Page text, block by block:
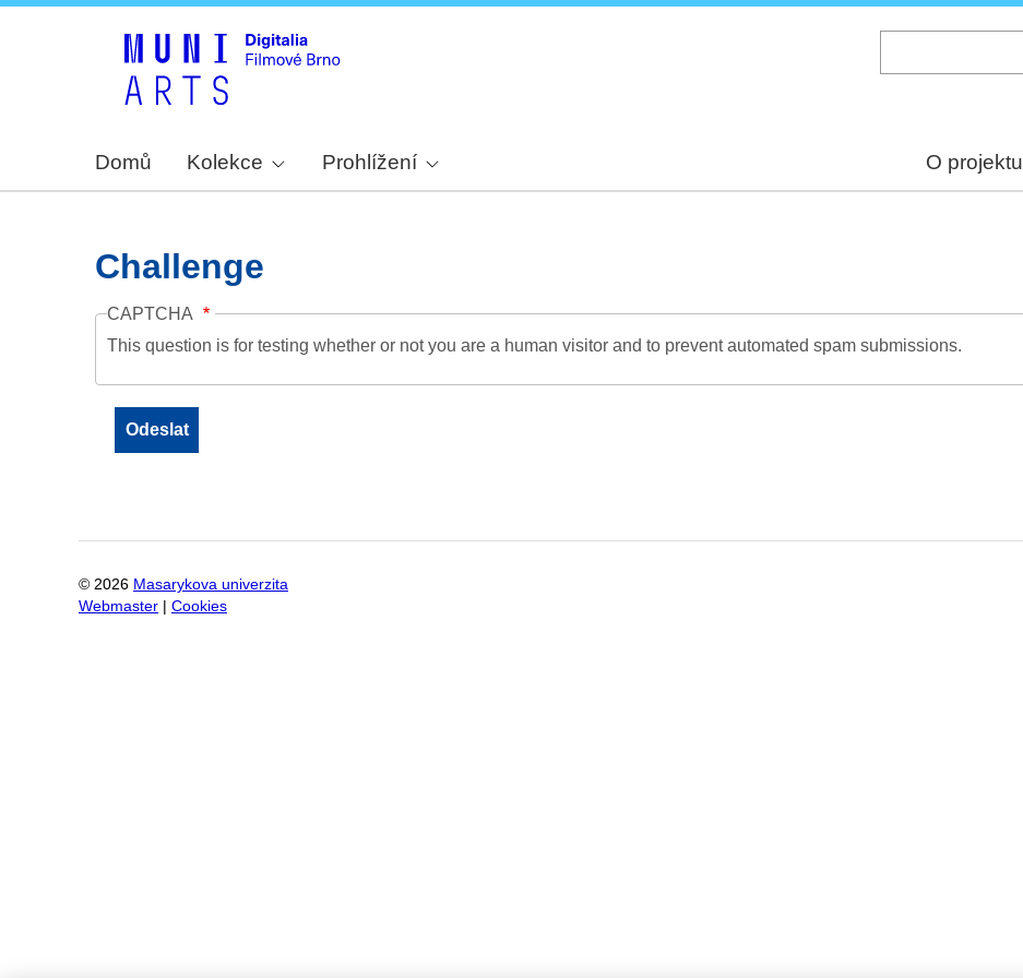
Domů Kolekce Prohlížení O projektu
Challenge
CAPTCHA
This question is for testing whether or not you are a human visitor and to prevent automated spam submissions.
© 2026 Masarykova univerzita
Webmaster
Cookies